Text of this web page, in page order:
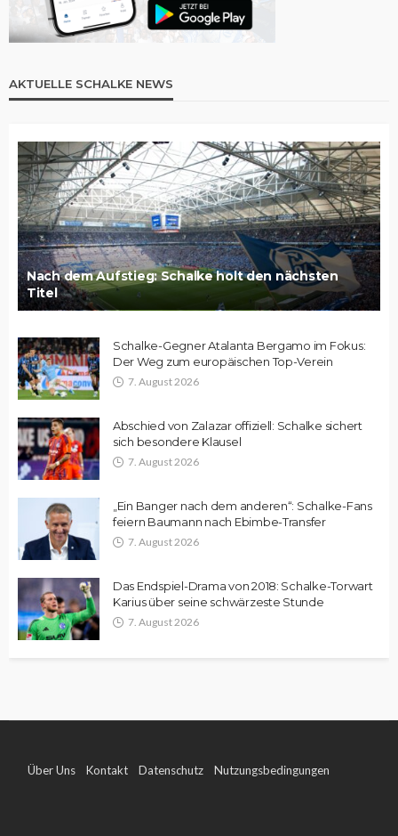
AKTUELLE SCHALKE NEWS
Nach dem Aufstieg: Schalke holt den nächsten
Titel
Schalke-Gegner Atalanta Bergamo im Fokus:
Der Weg zum europäischen Top-Verein
7. August 2026
Abschied von Zalazar offiziell: Schalke sichert
sich besondere Klausel
7. August 2026
„Ein Banger nach dem anderen“: Schalke-Fans
feiern Baumann nach Ebimbe-Transfer
7. August 2026
Das Endspiel-Drama von 2018: Schalke-Torwart
Karius über seine schwärzeste Stunde
7. August 2026
Über Uns Kontakt Datenschutz Nutzungsbedingungen